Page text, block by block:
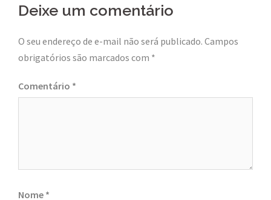
Deixe um comentário
O seu endereço de e-mail não será publicado. Campos
obrigatórios são marcados com *
Comentário *
Nome *